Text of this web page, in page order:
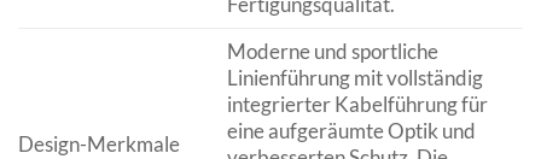
Design-Merkmale
Moderne und sportliche
Linienführung mit vollständig
integrierter Kabelführung für
eine aufgeräumte Optik und